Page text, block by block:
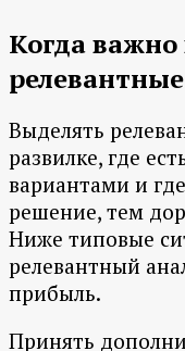
Когда
Выделять
развилке, где
вариантами и
решение, тем
Ниже типовые
релевантный
прибыль.
Принять